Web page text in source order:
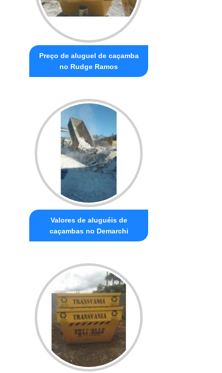
Preço de aluguel de caçamba
no Rudge Ramos
Valores de aluguéis de
caçambas no Demarchi